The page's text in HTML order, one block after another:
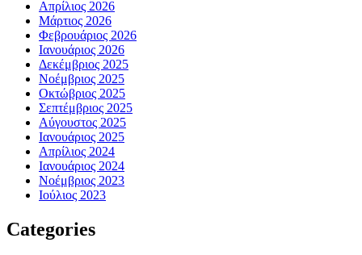
Απρίλιος 2026
Μάρτιος 2026
Φεβρουάριος 2026
Ιανουάριος 2026
Δεκέμβριος 2025
Νοέμβριος 2025
Οκτώβριος 2025
Σεπτέμβριος 2025
Αύγουστος 2025
Ιανουάριος 2025
Απρίλιος 2024
Ιανουάριος 2024
Νοέμβριος 2023
Ιούλιος 2023
Categories